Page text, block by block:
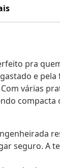
pra
e
várias
seguro. A